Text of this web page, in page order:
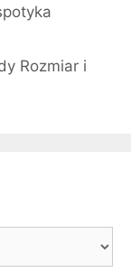
Rozmiar i